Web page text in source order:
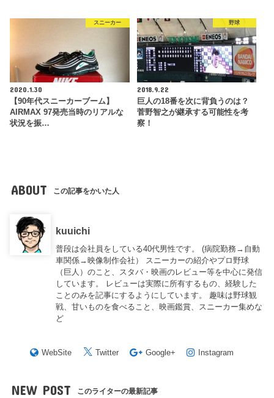
スニーカー
2020.1.30
【90年代スニーカーブーム】
AIRMAX 97発売当時のリアルな
状況を振…
野球
2018.9.22
巨人の18番を次に背負うのは？
菅野智之が継承する可能性を考
察！
ABOUT この記事をかいた人
kuuichi
普段は会社員をしている40代男性です。 (病院勤務→自動
車関係→映像制作会社） スニーカーの紹介やプロ野球
（巨人）のこと、スタバ・映画のレビュー等を中心に発信
しています。 レビューは実際に所有するもの、経験した
ことのみを記事にするようにしています。 趣味は野球観
戦、甘いものを食べること、映画鑑賞、スニーカー集めな
ど
WebSite Twitter Google+ Instagram
NEW POST このライターの最新記事